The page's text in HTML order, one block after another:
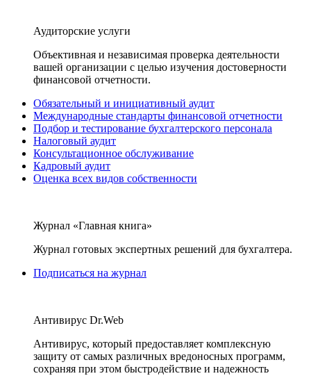
Аудиторские услуги
Объективная и независимая проверка деятельности
вашей организации с целью изучения достоверности
финансовой отчетности.
Обязательный и инициативный аудит
Международные стандарты финансовой отчетности
Подбор и тестирование бухгалтерского персонала
Налоговый аудит
Консультационное обслуживание
Кадровый аудит
Оценка всех видов собственности
Журнал «Главная книга»
Журнал готовых экспертных решений для бухгалтера.
Подписаться на журнал
Антивирус Dr.Web
Антивирус, который предоставляет комплексную
защиту от самых различных вредоносных программ,
сохраняя при этом быстродействие и надежность